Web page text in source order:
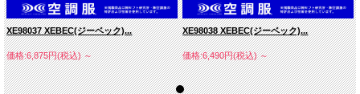
XE98037 XEBEC(ジーベック)...
価格:6,875円(税込)～
XE98038 XEBEC(ジーベック)...
価格:6,490円(税込)～